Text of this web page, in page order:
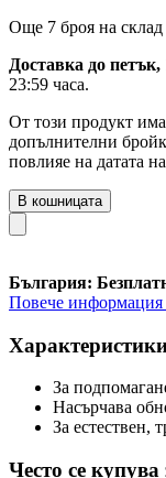
Още 7 броя на склад
Доставка до петък,
23:59 часа.
От този продукт
допълнителни
повлияе на датата
В кошницата
България:
Повече информация
За
Насърчава
За естествен,
Често се